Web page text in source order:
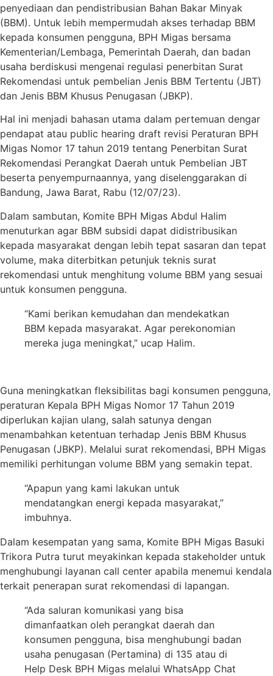
penyediaan dan pendistribusian Bahan Bakar Minyak
(BBM). Untuk lebih mempermudah akses terhadap BBM
kepada konsumen pengguna, BPH Migas bersama
Kementerian/Lembaga, Pemerintah Daerah, dan badan
usaha berdiskusi mengenai regulasi penerbitan Surat
Rekomendasi untuk pembelian Jenis BBM Tertentu (JBT)
dan Jenis BBM Khusus Penugasan (JBKP).
Hal ini menjadi bahasan utama dalam pertemuan dengar
pendapat atau public hearing draft revisi Peraturan BPH
Migas Nomor 17 tahun 2019 tentang Penerbitan Surat
Rekomendasi Perangkat Daerah untuk Pembelian JBT
beserta penyempurnaannya, yang diselenggarakan di
Bandung, Jawa Barat, Rabu (12/07/23).
Dalam sambutan, Komite BPH Migas Abdul Halim
menuturkan agar BBM subsidi dapat didistribusikan
kepada masyarakat dengan lebih tepat sasaran dan tepat
volume, maka diterbitkan petunjuk teknis surat
rekomendasi untuk menghitung volume BBM yang sesuai
untuk konsumen pengguna.
“Kami berikan kemudahan dan mendekatkan
BBM kepada masyarakat. Agar perekonomian
mereka juga meningkat,” ucap Halim.
Guna meningkatkan fleksibilitas bagi konsumen pengguna,
peraturan Kepala BPH Migas Nomor 17 Tahun 2019
diperlukan kajian ulang, salah satunya dengan
menambahkan ketentuan terhadap Jenis BBM Khusus
Penugasan (JBKP). Melalui surat rekomendasi, BPH Migas
memiliki perhitungan volume BBM yang semakin tepat.
“Apapun yang kami lakukan untuk
mendatangkan energi kepada masyarakat,”
imbuhnya.
Dalam kesempatan yang sama, Komite BPH Migas Basuki
Trikora Putra turut meyakinkan kepada stakeholder untuk
menghubungi layanan call center apabila menemui kendala
terkait penerapan surat rekomendasi di lapangan.
“Ada saluran komunikasi yang bisa
dimanfaatkan oleh perangkat daerah dan
konsumen pengguna, bisa menghubungi badan
usaha penugasan (Pertamina) di 135 atau di
Help Desk BPH Migas melalui WhatsApp Chat